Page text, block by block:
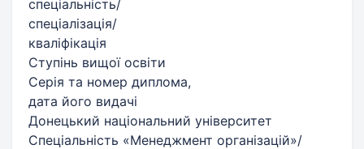
спеціальність/
спеціалізація/
кваліфікація
Ступінь вищої освіти
Серія та номер диплома,
дата його видачі
Донецький національний університет
Спеціальність «Менеджмент організацій»/